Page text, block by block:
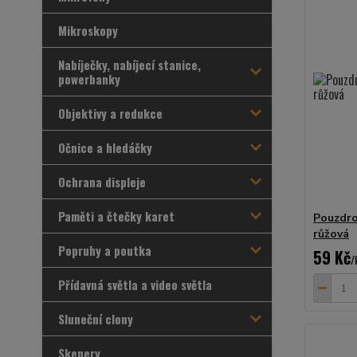
Mikroskopy
Nabíječky, nabíjecí stanice,
powerbanky
Objektivy a redukce
Očnice a hledáčky
Ochrana displeje
Paměti a čtečky karet
Popruhy a poutka
Přídavná světla a video světla
Sluneční clony
Skenery
růžová
59 Kč/